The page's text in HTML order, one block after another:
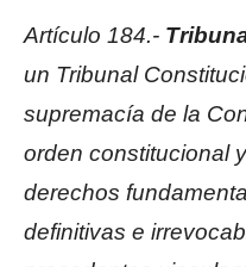
Artículo 184.-
un Tribunal
supremacía de la
orden constitucional
derechos
definitivas e